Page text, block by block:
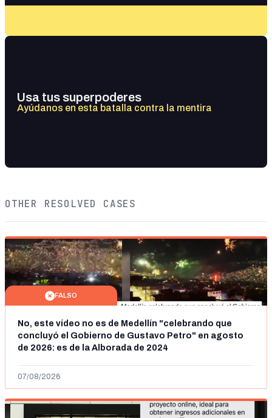
Usa tus superpoderes
Ayúdanos en esta batalla contra la mentira
OTHER RESOLVED CASES
FALSO
No, este vídeo no es de Medellín "celebrando que
concluyó el Gobierno de Gustavo Petro" en agosto
de 2026: es de la Alborada de 2024
07/08/2026